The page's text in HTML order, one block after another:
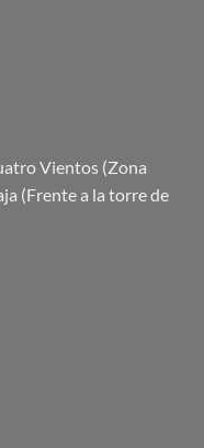
Vientos (Zona
(Frente a la torre de